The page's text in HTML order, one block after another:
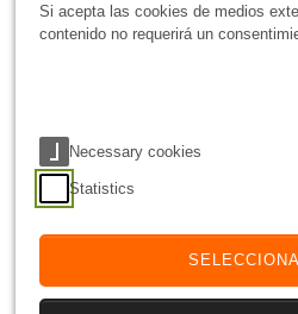
ÚLTIMA ATUALIZAÇÃO
Moloni: Implementación
formación especializada
avanzadas con tiendas
24 November 2025| Negocios
La gestión comercial moderna
Si acepta las cookies de medios
contenido no requerirá un
Necessary cookies
Statistics